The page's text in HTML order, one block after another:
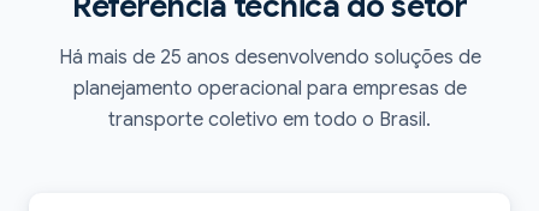
Há mais de 25 anos desenvolvendo soluções de
planejamento operacional para empresas de
transporte coletivo em todo o Brasil.